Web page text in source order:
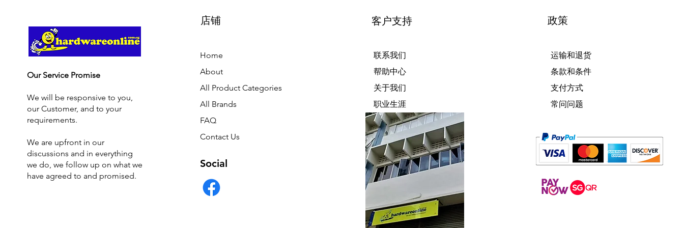
Our Service Promise
We will be responsive to you,
our Customer, and to your
requirements.
We are upfront in our
discussions and in everything
we do, we follow up on what we
have agreed to and promised.
店铺
Home
About
All Product Categories
All Brands
FAQ
Contact Us
Social
客户支持
联系我们
帮助中心
关于我们
职业生涯
政策
运输和退货
条款和条件
支付方式
常问问题